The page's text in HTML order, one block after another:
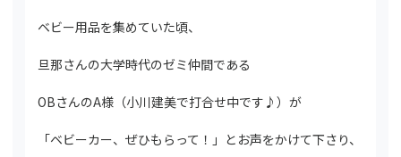
ベビー用品を集めていた頃、
旦那さんの大学時代のゼミ仲間である
OBさんのA様（小川建美で打合せ中です♪）が
「ベビーカー、ぜひもらって！」とお声をかけて下さり、